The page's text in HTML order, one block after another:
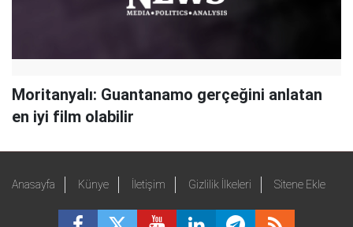
Moritanyalı: Guantanamo gerçeğini anlatan
en iyi film olabilir
Anasayfa Künye İletişim Gizlilik İlkeleri Sitene Ekle